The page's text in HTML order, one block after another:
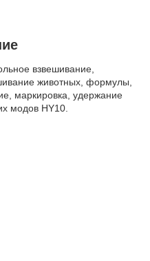
взвешивание,
животных, формулы,
маркировка, удержание
модов HY10.